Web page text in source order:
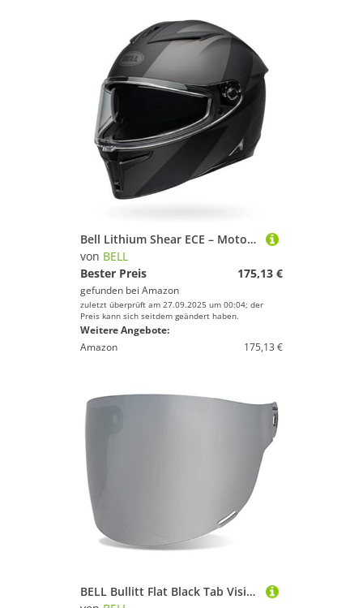
Bell Lithium Shear ECE – Motorradhelm ECE Zertifiziert – Sonnenblende Helm – Pinlock Visier Helm – herausnehmbares Innenfutter – Polycarbonat-Schale – Black/Black, Größe: S
von BELL
Bester Preis
175,13 €
gefunden bei Amazon
zuletzt überprüft am 27.09.2025 um 00:04; der
Preis kann sich seitdem geändert haben.
Weitere Angebote:
Amazon
175,13 €
BELL Bullitt Flat Black Tab Visier Iridium Silber